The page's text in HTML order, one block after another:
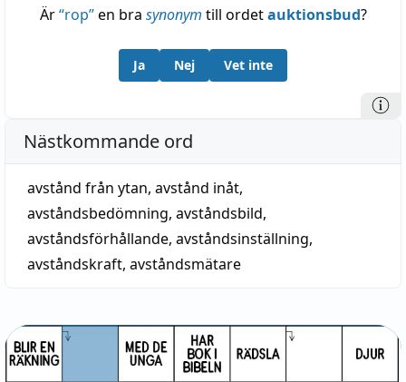
Är“rop”en bra synonym till ordetauktionsbud?
Ja Nej Vet inte
Nästkommande ord
avstånd från ytan, avstånd inåt,
avståndsbedömning, avståndsbild,
avståndsförhållande, avståndsinställning,
avståndskraft, avståndsmätare